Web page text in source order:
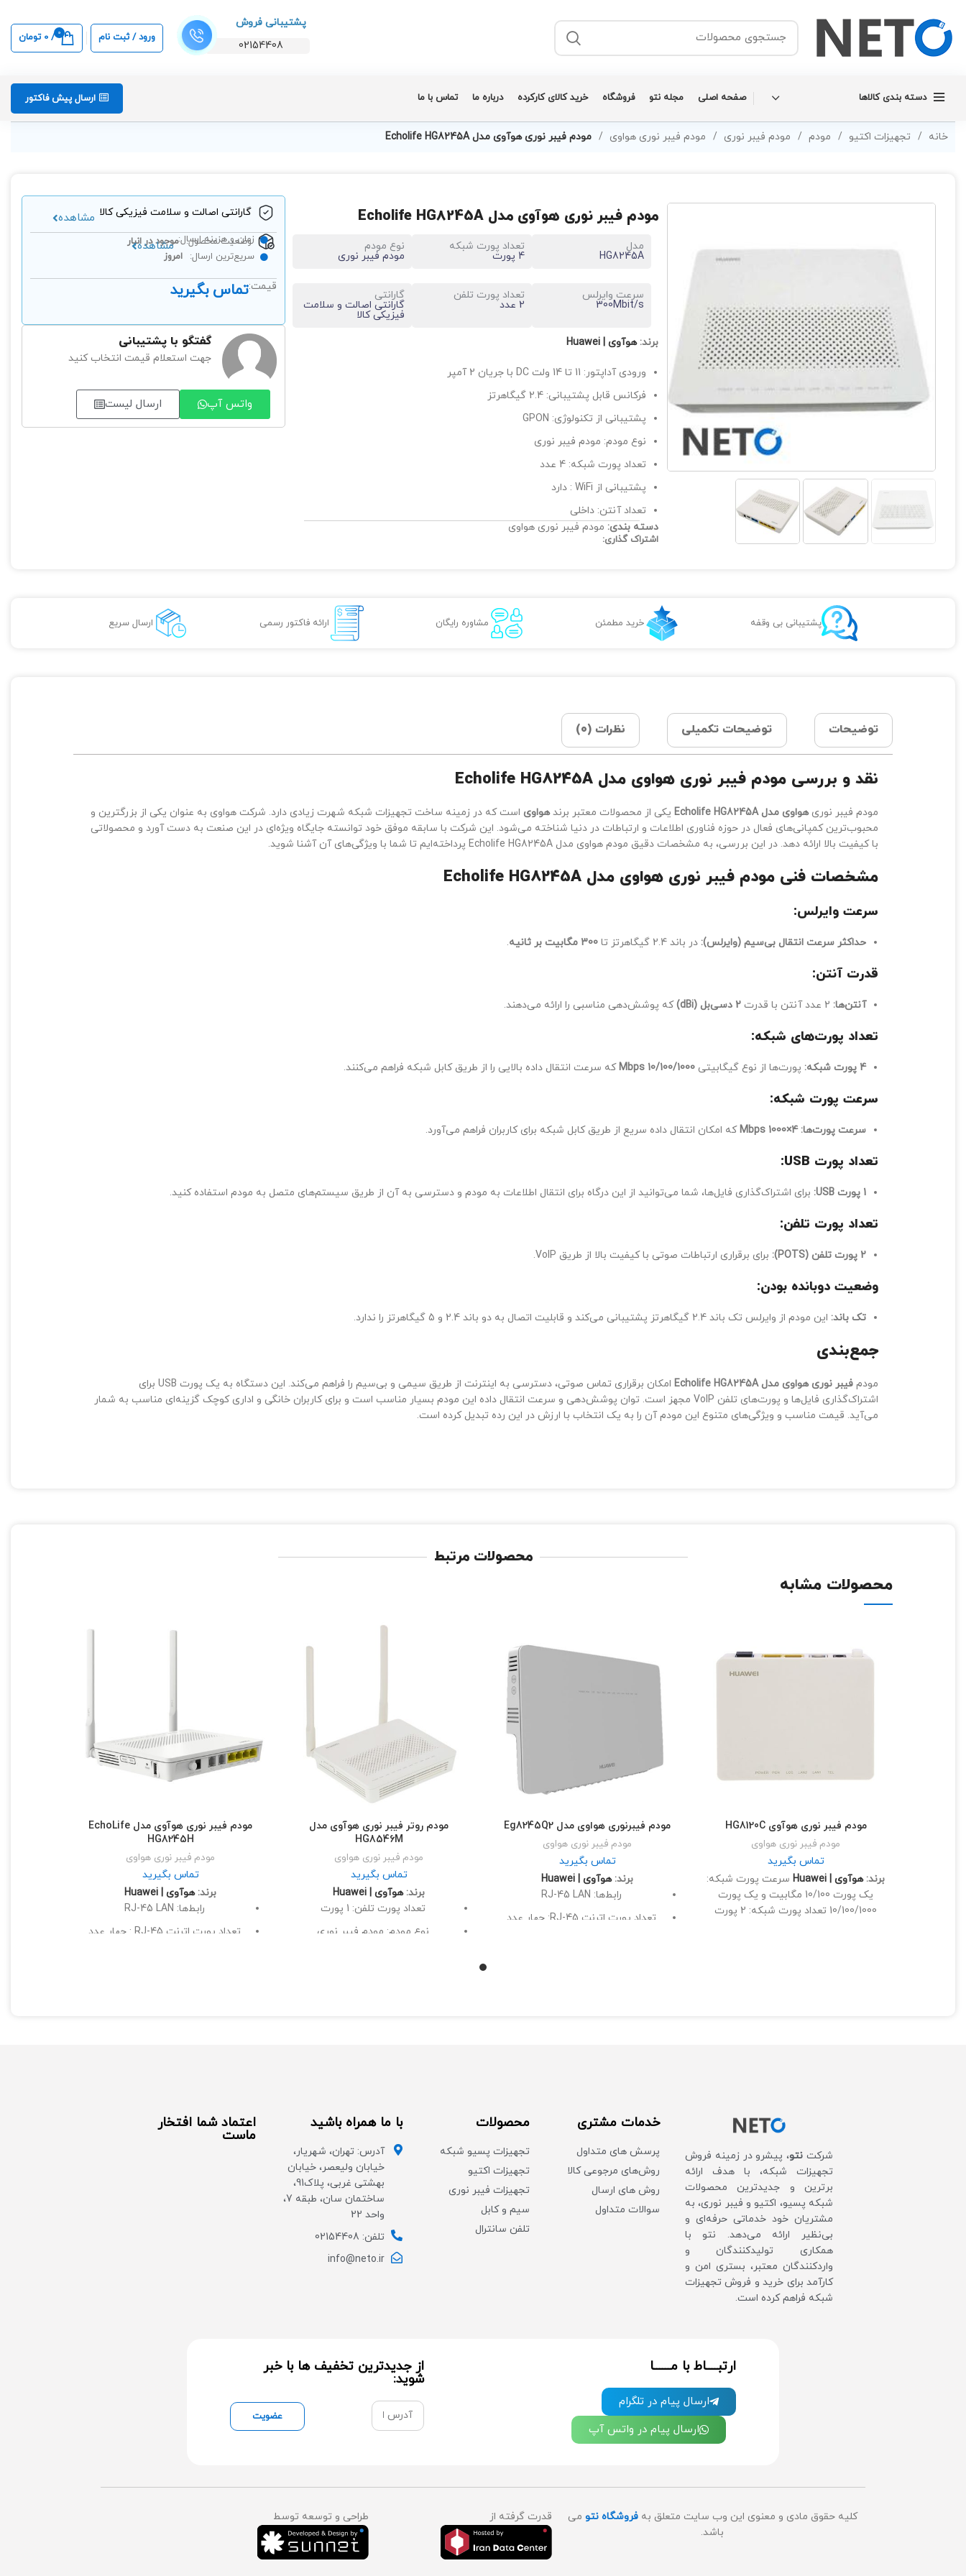
پشتیبانی فروش
02154408
ورود / ثبت نام 0
/
0 تومان
دسته بندی کالاها صفحه اصلی مجله نتو فروشگاه خرید کالای کارکرده درباره ما تماس با ما ارسال پیش فاکتور
خانه تجهیزات اکتیو مودم مودم فیبر نوری مودم فیبر نوری هواوی مودم فیبر نوری هوآوی مدل Echolife HG8245A
مودم فیبر نوری هوآوی مدل Echolife HG8245A
مدل
HG8245A
تعداد پورت شبکه
4 پورت
نوع مودم
مودم فیبر نوری
سرعت وایرلس
300Mbit/s
تعداد پورت تلفن
2 عدد
گارانتی
گارانتی اصالت و سلامت
فیزیکی کالا
برند:هوآوی | Huawei
ورودی آداپتور: 11 تا 14 ولت DC با جریان 2 آمپر
فرکانس قابل پشتیبانی: 2.4 گیگاهرتز
پشتیبانی از تکنولوژی: GPON
نوع مودم: مودم فیبر نوری
تعداد پورت شبکه: 4 عدد
پشتیبانی از WiFi : دارد
تعداد آنتن: داخلی
دسته بندی: مودم فیبر نوری هواوی
اشتراک گذاری:
گارانتی اصالت و سلامت فیزیکی کالا مشاهده
وضعیت محصول: موجود در انبارزمان و هزینه ارسال: مشاهده
سریع‌ترین ارسال: امروز
قیمت:تماس بگیرید
گفتگو با پشتیبانی
جهت استعلام قیمت انتخاب کنید
واتس آپ ارسال لیست
پشتیبانی بی وقفه خرید مطمئن مشاوره رایگان ارائه فاکتور رسمی ارسال سریع
توضیحات توضیحات تکمیلی نظرات (0)
نقد و بررسی مودم فیبر نوری هواوی مدل Echolife HG8245A
مودم فیبر نوریهواوی مدل Echolife HG8245A یکی از محصولات معتبر برندهواوی است که در زمینه ساخت تجهیزات شبکه شهرت زیادی دارد. شرکت هواوی به عنوان یکی از بزرگترین و
محبوب‌ترین کمپانی‌های فعال در حوزه فناوری اطلاعات و ارتباطات در دنیا شناخته می‌شود. این شرکت با سابقه موفق خود توانسته جایگاه ویژه‌ای در این صنعت به دست آورد و محصولاتی
با کیفیت بالا ارائه دهد. در این بررسی، به مشخصات دقیق مودم هواوی مدل Echolife HG8245A پرداخته‌ایم تا شما با ویژگی‌های آن آشنا شوید.
مشخصات فنی مودم فیبر نوری هواوی مدل Echolife HG8245A
سرعت وایرلس:
حداکثر سرعت انتقال بی‌سیم (وایرلس): در باند 2.4 گیگاهرتز تا 300 مگابیت بر ثانیه .
قدرت آنتن:
آنتن‌ها: 2 دسی‌بل (dBi) که پوشش‌دهی مناسبی را ارائه می‌دهند.
تعداد پورت‌های شبکه:
4 پورت شبکه: پورت‌ها از نوع گیگابیتی 10/100/1000 Mbps که سرعت انتقال داده بالایی را از طریق کابل شبکه فراهم می‌کنند.
سرعت پورت شبکه:
سرعت پورت‌ها: 4×1000 Mbps که امکان انتقال داده سریع از طریق کابل شبکه برای کاربران فراهم می‌آورد.
تعداد پورت USB:
1 پورت USB: برای اشتراک‌گذاری فایل‌ها، شما می‌توانید از این درگاه برای انتقال اطلاعات به مودم و دسترسی به آن از طریق سیستم‌های متصل به مودم استفاده کنید.
تعداد پورت تلفن:
2 پورت تلفن (POTS): برای برقراری ارتباطات صوتی با کیفیت بالا از طریق VoIP.
وضعیت دوبانده بودن:
تک باند: این مودم از وایرلس تک باند 2.4 گیگاهرتز پشتیبانی می‌کند و قابلیت اتصال به دو باند 2.4 و 5 گیگاهرتز را ندارد.
جمع‌بندی
مودم فیبر نوری هواوی مدل Echolife HG8245A
امکان برقراری تماس صوتی، دسترسی به اینترنت از طریق سیمی و بی‌سیم را فراهم می‌کند. این دستگاه به یک پورت USB برای
اشتراک‌گذاری فایل‌ها و پورت‌های تلفن VoIP مجهز است. توان پوشش‌دهی و سرعت انتقال داده این مودم بسیار مناسب است و برای کاربران خانگی و اداری کوچک گزینه‌ای مناسب به شمار
می‌آید. قیمت مناسب و ویژگی‌های متنوع این مودم آن را به یک انتخاب با ارزش در این رده تبدیل کرده است.
محصولات مرتبط
محصولات مشابه
مودم فیبر نوری هوآوی HG8120C
مودم فیبر نوری هواوی
تماس بگیرید
برند:هوآوی | Huawei
سرعت پورت شبکه:
یک پورت 10/100 مگابیت و یک پورت
10/100/1000 تعداد پورت شبکه: 2 پورت
مودم فیبرنوری هواوی مدل Eg8245Q2
مودم فیبر نوری هواوی
تماس بگیرید
برند:هوآوی | Huawei
رابط‌ها: RJ-45 LAN
تعداد پورت اترنت RJ-45: چهار عدد
مودم روتر فیبر نوری هوآوی مدل
HG8546M
مودم فیبر نوری هواوی
تماس بگیرید
برند:هوآوی | Huawei
تعداد پورت تلفن: 1 پورت
نوع مودم: مودم فیبر نوری
مودم فیبر نوری هوآوی مدل EchoLife
HG8245H
مودم فیبر نوری هواوی
تماس بگیرید
برند:هوآوی | Huawei
رابط‌ها: RJ-45 LAN
تعداد پورت اترنت RJ-45 : چهار عدد
شرکت نتو، پیشرو در زمینه فروش
تجهیزات شبکه، با هدف ارائه
برترین و جدیدترین محصولات
شبکه پسیو، اکتیو و فیبر نوری، به
مشتریان خود خدماتی حرفه‌ای و
بی‌نظیر ارائه می‌دهد. نتو با
همکاری تولیدکنندگان و
واردکنندگان معتبر، بستری امن و
کارآمد برای خرید و فروش تجهیزات
شبکه فراهم کرده است.
خدمات مشتری
پرسش های متداول
روش‌های مرجوعی کالا
روش های ارسال
سوالات متداول
محصولات
تجهیزات پسیو شبکه
تجهیزات اکتیو
تجهیزات فیبر نوری
سیم و کابل
تلفن سانترال
با ما همراه باشید
آدرس: تهران، شهریار،
خیابان ولیعصر، خیابان
بهشتی غربی، پلاک91،
ساختمان سان، طبقه 7،
واحد 22
تلفن: 02154408
info@neto.ir
اعتماد شما افتخار
ماست
ارتبــــاط با مــــــا
ارسال پیام در تلگرام
ارسال پیام در واتس آپ
از جدیدترین تخفیف ها با خبر
شوید:
عضویت
کلیه حقوق مادی و معنوی این وب سایت متعلق بهفروشگاه نتو می
باشد.
قدرت گرفته از طراحی و توسعه توسط